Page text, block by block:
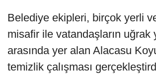
Belediye ekipleri, birçok yerli
misafir ile vatandaşların uğrak
arasında yer alan Alacasu
temizlik çalışması